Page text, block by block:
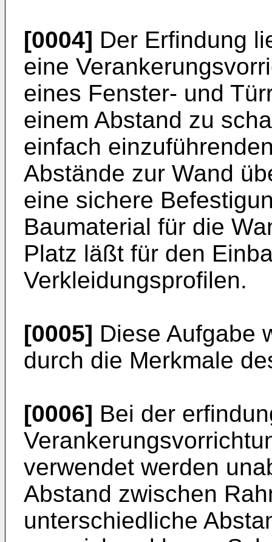
[0004] Der Erfindung
eine
eines Fenster- und
einem Abstand zu
einfach
Abstände zur Wand
eine sichere
Baumaterial für die
Platz läßt für den
Verkleidungsprofilen.
[0005] Diese Aufgabe
durch die Merkmale
[0006] Bei der
verwendet werden
Abstand zwischen
unterschiedliche